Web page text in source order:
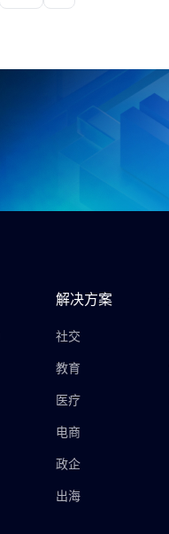
解决方案
社交
教育
医疗
电商
政企
出海